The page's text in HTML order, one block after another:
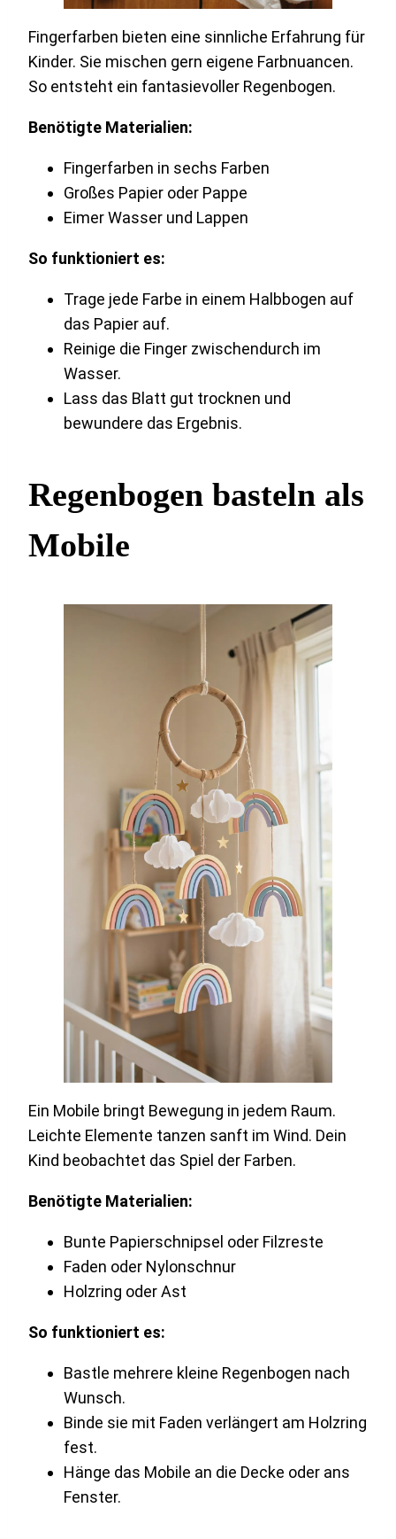
Fingerfarben bieten eine sinnliche Erfahrung für
Kinder. Sie mischen gern eigene Farbnuancen.
So entsteht ein fantasievoller Regenbogen.
Benötigte Materialien:
Fingerfarben in sechs Farben
Großes Papier oder Pappe
Eimer Wasser und Lappen
So funktioniert es:
Trage jede Farbe in einem Halbbogen auf
das Papier auf.
Reinige die Finger zwischendurch im
Wasser.
Lass das Blatt gut trocknen und
bewundere das Ergebnis.
Regenbogen basteln als
Mobile
Ein Mobile bringt Bewegung in jedem Raum.
Leichte Elemente tanzen sanft im Wind. Dein
Kind beobachtet das Spiel der Farben.
Benötigte Materialien:
Bunte Papierschnipsel oder Filzreste
Faden oder Nylonschnur
Holzring oder Ast
So funktioniert es:
Bastle mehrere kleine Regenbogen nach
Wunsch.
Binde sie mit Faden verlängert am Holzring
fest.
Hänge das Mobile an die Decke oder ans
Fenster.